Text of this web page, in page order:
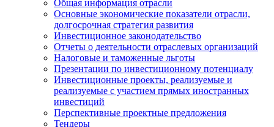
Общая информация отрасли
Основные экономические показатели отрасли,
долгосрочная стратегия развития
Инвестиционное законодательство
Отчеты о деятельности отраслевых организаций
Налоговые и таможенные льготы
Презентации по инвестиционному потенциалу
Инвестиционные проекты, реализуемые и
реализуемые с участием прямых иностранных
инвестиций
Перспективные проектные предложения
Тендеры